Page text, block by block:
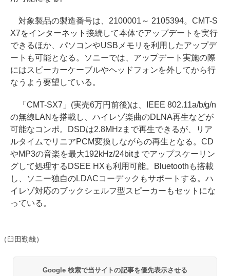
対象製品の製造番号は、2100001～ 2105394。CMT-S
X7をインターネット接続して本体でアップデートを実行
できるほか、パソコンやUSBメモリを利用したアップデ
ートも可能となる。ソニーでは、アップデート実施の際
にはスピーカーケーブルやヘッドフォンを外してから行
なうよう要望している。
「CMT-SX7」(実売6万円前後)は、IEEE 802.11a/b/g/n
の無線LANを搭載し、ハイレゾ楽曲のDLNA再生などが
可能なコンポ。DSDは2.8MHzまで再生できるが、リア
ルタイムでリニアPCM変換しながらの再生となる。CD
やMP3の音楽を最大192kHz/24bitまでアップスケーリン
グして処理するDSEE HXも利用可能。Bluetoothも搭載
し、ソニー独自のLDACコーデックもサポートする。ハ
イレゾ対応のブックシェルフ型スピーカーもセットにな
っている。
（臼田勤哉）
Google 検索で当サイトの記事を優先表示させる